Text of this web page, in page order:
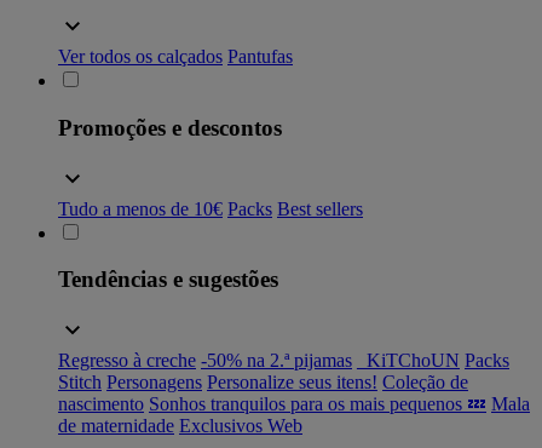
Ver todos os calçados Pantufas
Promoções e descontos
Tudo a menos de 10€ Packs Best sellers
Tendências e sugestões
Regresso à creche -50% na 2.ª pijamas _KiTChoUN Packs
Stitch Personagens Personalize seus itens! Coleção de
nascimento Sonhos tranquilos para os mais pequenos 💤 Mala
de maternidade Exclusivos Web